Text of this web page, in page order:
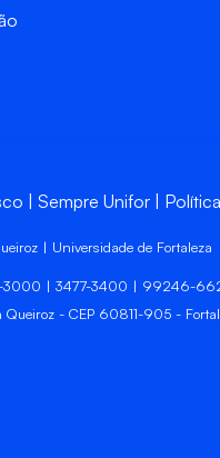
Sempre Unifor
| Universidade de Fortaleza
3000 | 3477-3400 | 99246-
Queiroz - CEP 60811-905 -